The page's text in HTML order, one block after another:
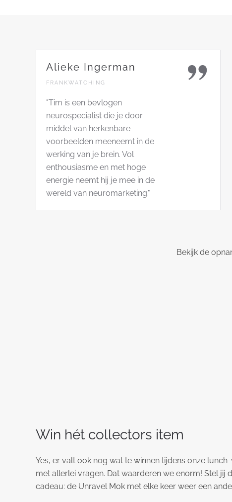
Alieke Ingerman
FRANKWATCHING
"Tim is een bevlogen
neurospecialist die je door
middel van herkenbare
voorbeelden meeneemt in de
werking van je brein. Vol
enthousiasme en met hoge
energie neemt hij je mee in de
wereld van neuromarketing."
Bekijk de
Win hét collectors item
Yes, er valt ook nog wat te winnen tijdens onze
met allerlei vragen. Dat waarderen we enorm! Stel jij
cadeau: de Unravel Mok met elke keer weer een